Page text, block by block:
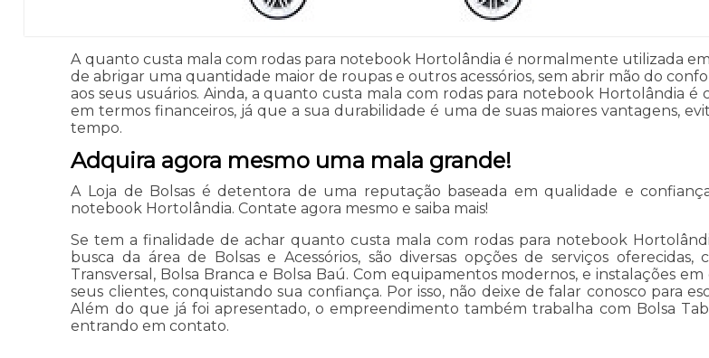
A quanto custa mala com rodas para notebook Hortolândia é normalmente utilizada
de abrigar uma quantidade maior de roupas e outros acessórios, sem abrir mão do
aos seus usuários. Ainda, a quanto custa mala com rodas para notebook Hortolândia
em termos financeiros, já que a sua durabilidade é uma de suas maiores vantagens,
tempo.
Adquira agora mesmo uma mala grande!
A Loja de Bolsas é detentora de uma reputação baseada em qualidade e
notebook Hortolândia. Contate agora mesmo e saiba mais!
Se tem a finalidade de achar quanto custa mala com rodas para notebook
busca da área de Bolsas e Acessórios, são diversas opções de serviços oferecidas,
Transversal, Bolsa Branca e Bolsa Baú. Com equipamentos modernos, e instalações
seus clientes, conquistando sua confiança. Por isso, não deixe de falar conosco para
Além do que já foi apresentado, o empreendimento também trabalha com Bolsa
entrando em contato.